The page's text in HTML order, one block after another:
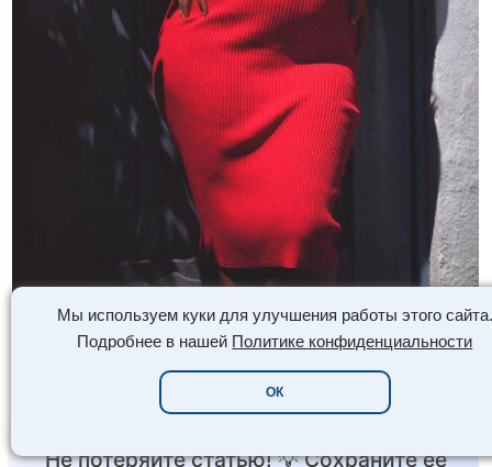
Мы используем куки для улучшения работы этого сайта.
Подробнее в нашей Политике конфиденциальности
ОК
0 0 0
Не потеряйте статью! 💡 Сохраните её